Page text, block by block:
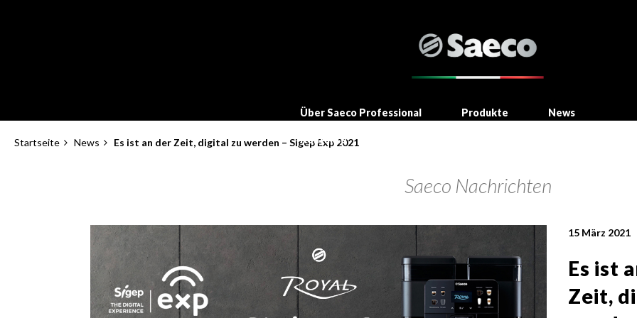
Über Saeco Professional Produkte News
Kontakte
Startseite News Es ist an der Zeit, digital zu werden – Sigep Exp 2021
Saeco Nachrichten
15 März 2021
Es ist
Zeit,